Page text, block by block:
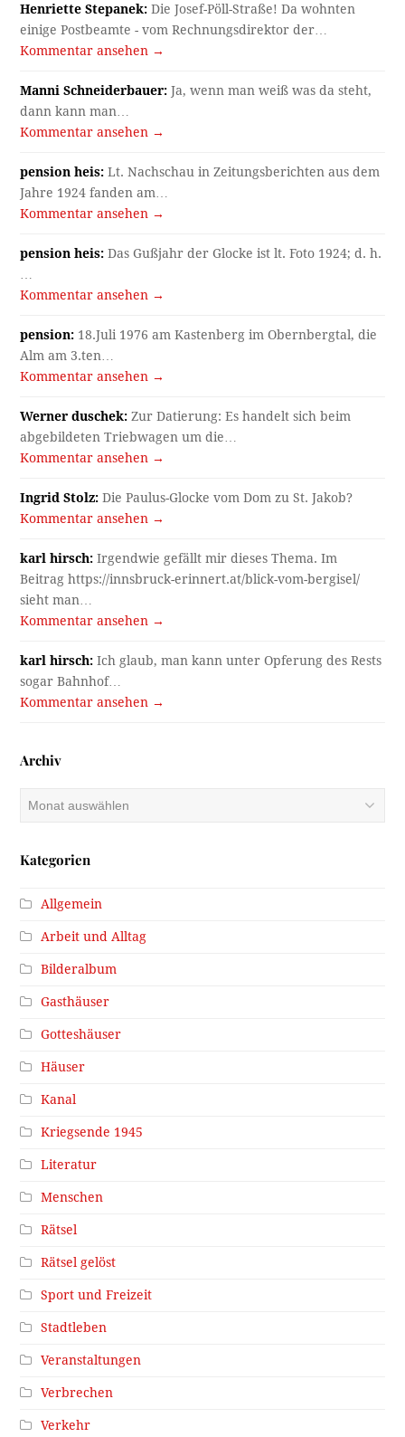
Henriette Stepanek: Die Josef-Pöll-Straße! Da wohnten
einige Postbeamte - vom Rechnungsdirektor der…
Kommentar ansehen →
Manni Schneiderbauer: Ja, wenn man weiß was da steht,
dann kann man…
Kommentar ansehen →
pension heis: Lt. Nachschau in Zeitungsberichten aus dem
Jahre 1924 fanden am…
Kommentar ansehen →
pension heis: Das Gußjahr der Glocke ist lt. Foto 1924; d. h.
Kommentar ansehen →
pension: 18.Juli 1976 am Kastenberg im Obernbergtal, die
Alm am 3.ten…
Kommentar ansehen →
Werner duschek: Zur Datierung: Es handelt sich beim
abgebildeten Triebwagen um die…
Kommentar ansehen →
Ingrid Stolz: Die Paulus-Glocke vom Dom zu St. Jakob?
Kommentar ansehen →
karl hirsch: Irgendwie gefällt mir dieses Thema. Im
Beitrag https://innsbruck-erinnert.at/blick-vom-bergisel/
sieht man…
Kommentar ansehen →
karl hirsch: Ich glaub, man kann unter Opferung des Rests
sogar Bahnhof…
Kommentar ansehen →
Archiv
Kategorien
Allgemein
Arbeit und Alltag
Bilderalbum
Gasthäuser
Gotteshäuser
Häuser
Kanal
Kriegsende 1945
Literatur
Menschen
Rätsel
Rätsel gelöst
Sport und Freizeit
Stadtleben
Veranstaltungen
Verbrechen
Verkehr